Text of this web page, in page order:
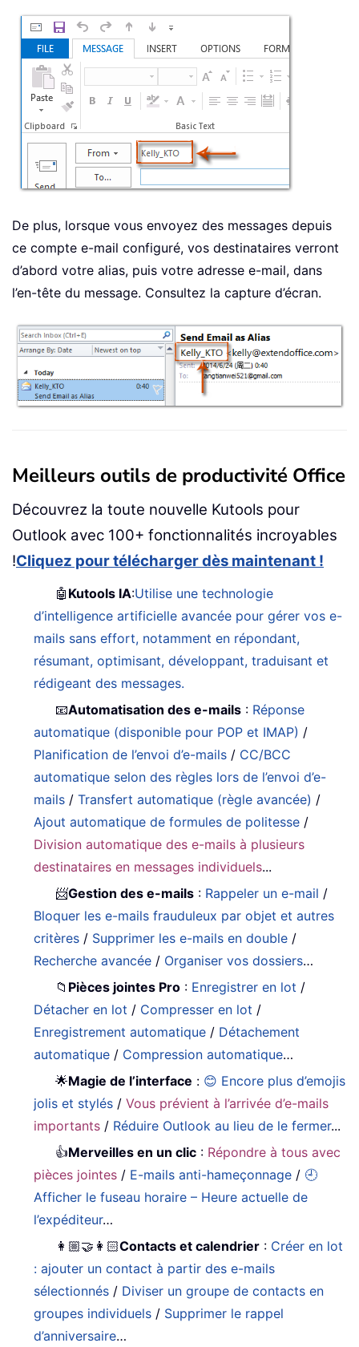
De plus, lorsque vous envoyez des messages depuis
ce compte e-mail configuré, vos destinataires verront
d’abord votre alias, puis votre adresse e-mail, dans
l’en-tête du message. Consultez la capture d’écran.
Meilleurs outils de productivité Office
Découvrez la toute nouvelle Kutools pour
Outlook avec 100+ fonctionnalités incroyables
!Cliquez pour télécharger dès maintenant !
🤖 Kutools IA:Utilise une technologie
d’intelligence artificielle avancée pour gérer vos e-
mails sans effort, notamment en répondant,
résumant, optimisant, développant, traduisant et
rédigeant des messages.
📧Automatisation des e-mails : Réponse
automatique (disponible pour POP et IMAP) /
Planification de l’envoi d’e-mails / CC/BCC
automatique selon des règles lors de l’envoi d’e-
mails /Transfert automatique (règle avancée) /
Ajout automatique de formules de politesse /
Division automatique des e-mails à plusieurs
destinataires en messages individuels...
📨Gestion des e-mails : Rappeler un e-mail /
Bloquer les e-mails frauduleux par objet et autres
critères / Supprimer les e-mails en double /
Recherche avancée / Organiser vos dossiers…
📁 Pièces jointes Pro : Enregistrer en lot /
Détacher en lot / Compresser en lot /
Enregistrement automatique / Détachement
automatique / Compression automatique…
🌟Magie de l’interface : 😊 Encore plus d’emojis
jolis et stylés /Vous prévient à l’arrivée d’e-mails
importants / Réduire Outlook au lieu de le fermer...
👍Merveilles en un clic : Répondre à tous avec
pièces jointes / E-mails anti-hameçonnage / 🕘
Afficher le fuseau horaire – Heure actuelle de
l’expéditeur…
👩🏼‍🤝‍👩🏻Contacts et calendrier : Créer en lot
: ajouter un contact à partir des e-mails
sélectionnés / Diviser un groupe de contacts en
groupes individuels / Supprimer le rappel
d’anniversaire…